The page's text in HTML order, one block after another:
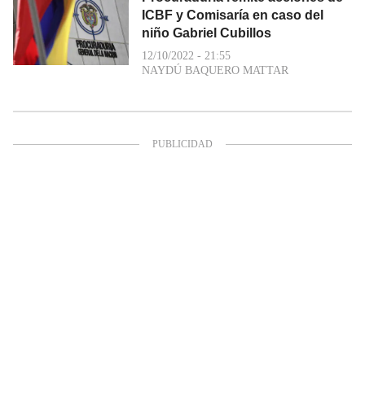
ICBF y Comisaría en caso del
niño Gabriel Cubillos
12/10/2022 - 21:55
NAYDÚ BAQUERO MATTAR